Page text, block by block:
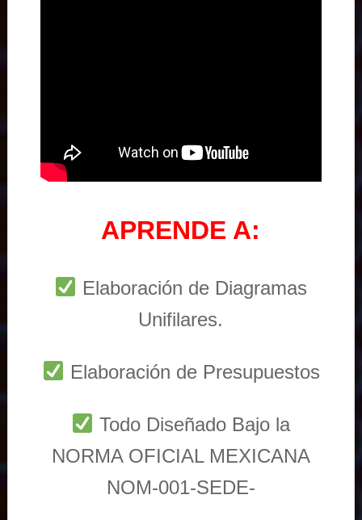
APRENDE A:
Elaboración de Diagramas
Unifilares.
Elaboración de Presupuestos
Todo Diseñado Bajo la
NORMA OFICIAL MEXICANA
NOM-001-SEDE-